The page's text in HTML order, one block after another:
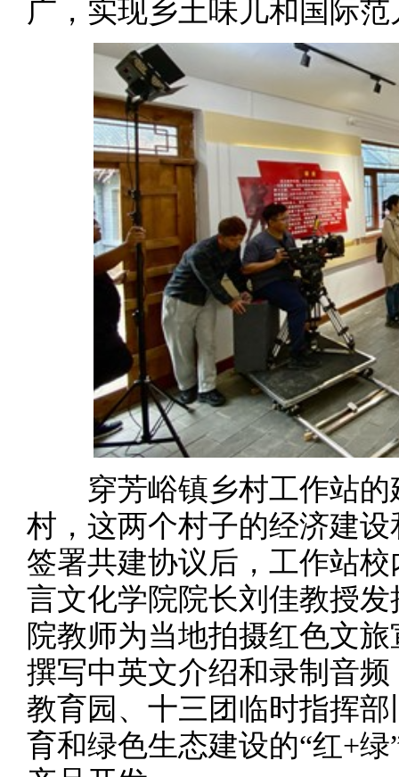
广，实现乡土味儿和国际
穿芳峪镇乡村工作站的
村，这两个村子的经济建
签署共建协议后，工作站
言文化学院院长刘佳教授
院教师为当地拍摄红色文
撰写中英文介绍和录制音
教育园、十三团临时指挥
育和绿色生态建设的“红+